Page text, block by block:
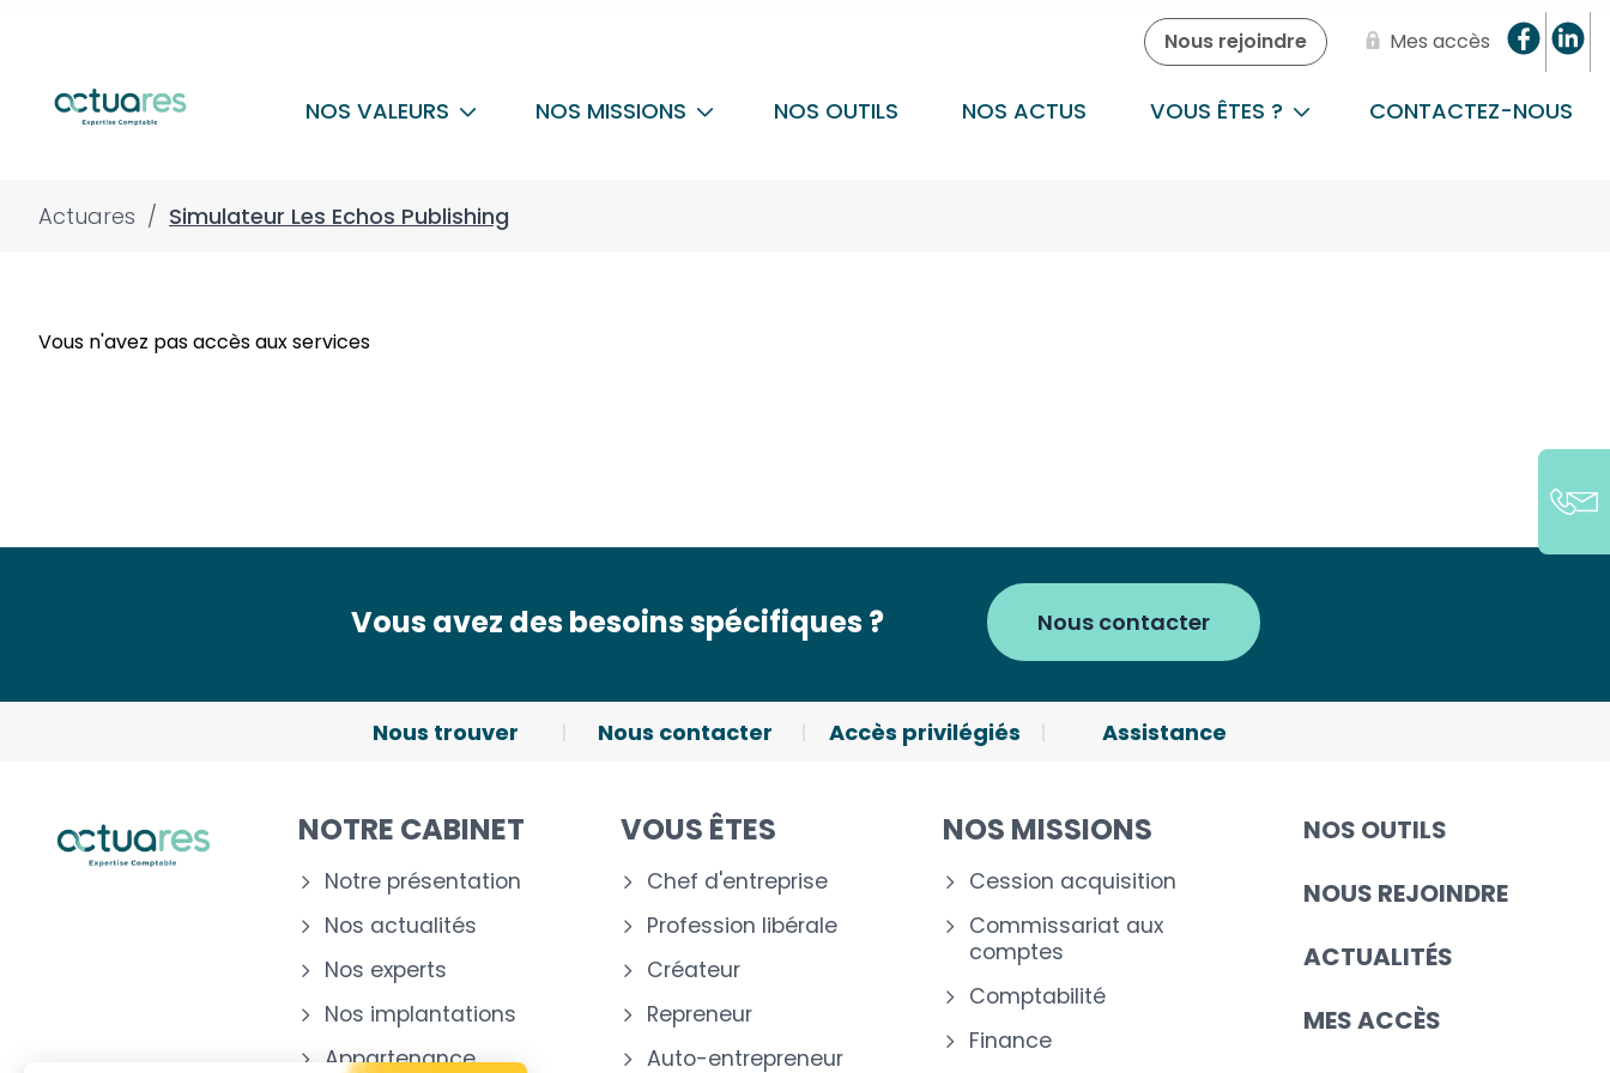
Nous rejoindre Mes accès
NOS VALEURS NOS MISSIONS NOS OUTILS NOS ACTUS VOUS ÊTES ? CONTACTEZ-NOUS
Actuares / Simulateur Les Echos Publishing
Vous n'avez pas accès aux services
Vous avez des besoins spécifiques ? Nous contacter
Nous trouver Nous contacter Accès privilégiés Assistance
NOTRE CABINET
Notre présentation
Nos actualités
Nos experts
Nos implantations
Appartenance
VOUS ÊTES
Chef d'entreprise
Profession libérale
Créateur
Repreneur
Auto-entrepreneur
NOS MISSIONS
Cession acquisition
Commissariat aux
comptes
Comptabilité
Finance
NOS OUTILS
NOUS REJOINDRE
ACTUALITÉS
MES ACCÈS